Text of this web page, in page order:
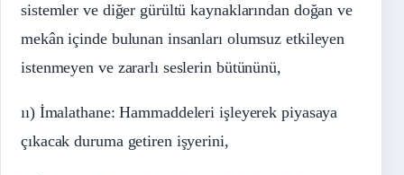
sistemler ve diğer gürültü kaynaklarından doğan ve
mekân içinde bulunan insanları olumsuz etkileyen
istenmeyen ve zararlı seslerin bütününü,
ıı) İmalathane: Hammaddeleri işleyerek piyasaya
çıkacak duruma getiren işyerini,